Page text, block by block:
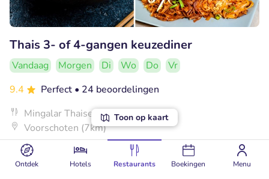
Ontdek Hotels Restaurants Boekingen Menu
Toon op kaart
Thais 3- of 4-gangen keuzediner
Vandaag Morgen Di Wo Do
Vr
9.4
Perfect • 24 beoordelingen
Mingalar Thaise & Birmees Keuken
Voorschoten (7km)
Verkocht: 144
€30 €20,95